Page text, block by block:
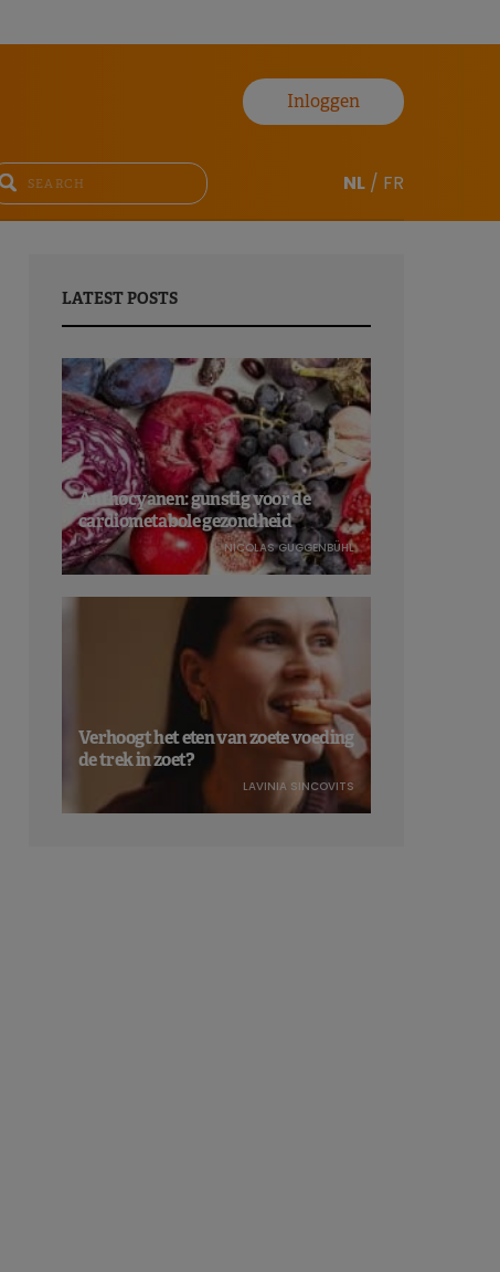
Inloggen
NL / FR
LATEST POSTS
Anthocyanen: gunstig voor de
cardiometabole gezondheid
NICOLAS GUGGENBÜHL
Verhoogt het eten van zoete voeding
de trek in zoet?
LAVINIA SINCOVITS